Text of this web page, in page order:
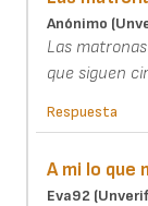
Anónimo
Las
que siguen
Respuesta
A mi lo que
Eva92